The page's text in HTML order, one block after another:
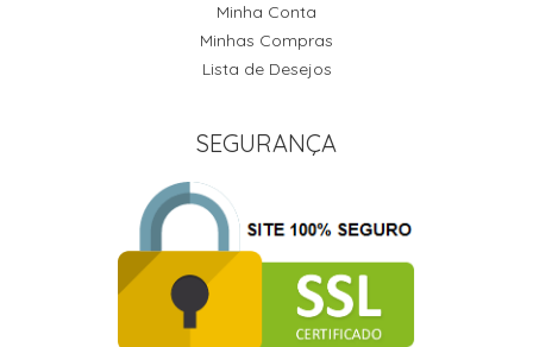
Minha Conta
Minhas Compras
Lista de Desejos
SEGURANÇA